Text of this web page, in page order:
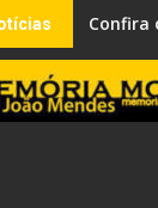
Confira